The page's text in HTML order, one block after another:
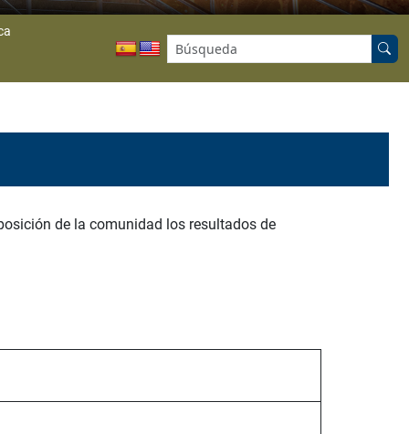
Buscar en el sitio:
de la comunidad los resultados de